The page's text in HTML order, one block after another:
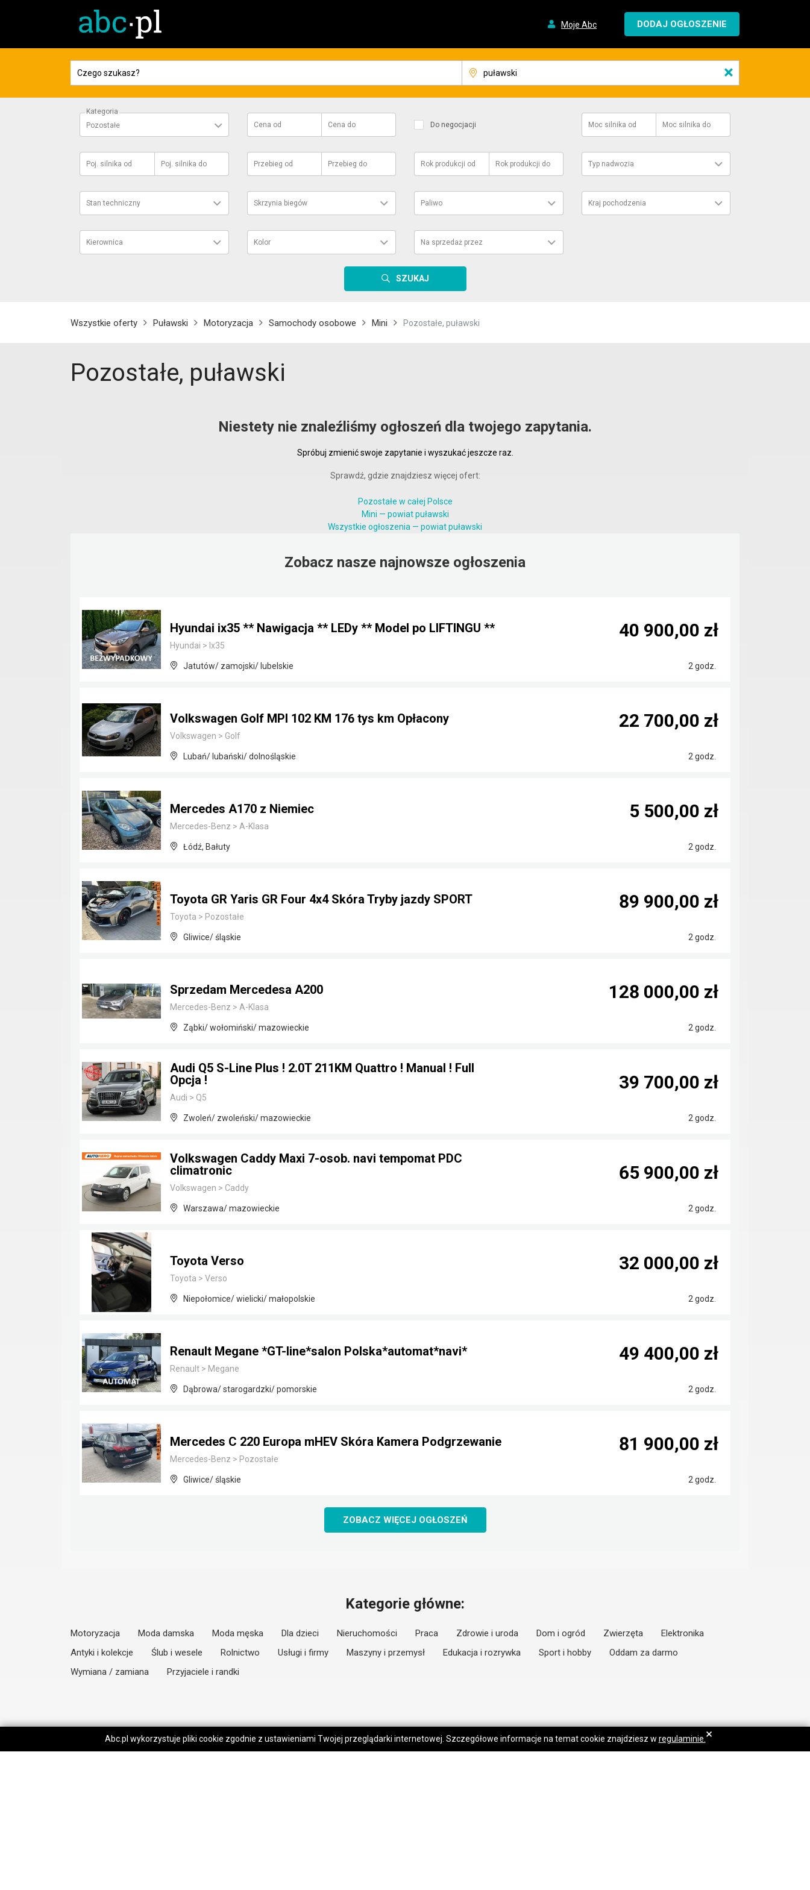
Moje Abc DODAJ OGŁOSZENIE
×
Kategoria
Pozostałe
Cena od Cena do Do negocjacji Moc silnika od Moc silnika do
Poj. silnika od Poj. silnika do Przebieg od Przebieg do Rok produkcji od Rok produkcji do Typ nadwozia
Stan techniczny Skrzynia biegów Paliwo Kraj pochodzenia
Kierownica Kolor Na sprzedaż przez
SZUKAJ
Wszystkie oferty Puławski Motoryzacja Samochody osobowe Mini Pozostałe, puławski
Pozostałe, puławski
Niestety nie znaleźliśmy ogłoszeń dla twojego zapytania.
Spróbuj zmienić swoje zapytanie i wyszukać jeszcze raz.
Sprawdź, gdzie znajdziesz więcej ofert:
Pozostałe w całej Polsce
Mini — powiat puławski
Wszystkie ogłoszenia — powiat puławski
Zobacz nasze najnowsze ogłoszenia
Hyundai ix35 ** Nawigacja ** LEDy ** Model po LIFTINGU **
Hyundai > Ix35
Jatutów/ zamojski/ lubelskie 2 godz.
40 900,00 zł
Volkswagen Golf MPI 102 KM 176 tys km Opłacony
Volkswagen > Golf
Lubań/ lubański/ dolnośląskie 2 godz.
22 700,00 zł
Mercedes A170 z Niemiec
Mercedes-Benz > A-Klasa
Łódź, Bałuty 2 godz.
5 500,00 zł
Toyota GR Yaris GR Four 4x4 Skóra Tryby jazdy SPORT
Toyota > Pozostałe
Gliwice/ śląskie 2 godz.
89 900,00 zł
Sprzedam Mercedesa A200
Mercedes-Benz > A-Klasa
Ząbki/ wołomiński/ mazowieckie 2 godz.
128 000,00 zł
Audi Q5 S-Line Plus ! 2.0T 211KM Quattro ! Manual ! Full
Opcja !
Audi > Q5
Zwoleń/ zwoleński/ mazowieckie 2 godz.
39 700,00 zł
Volkswagen Caddy Maxi 7-osob. navi tempomat PDC
climatronic
Volkswagen > Caddy
Warszawa/ mazowieckie 2 godz.
65 900,00 zł
Toyota Verso
Toyota > Verso
Niepołomice/ wielicki/ małopolskie 2 godz.
32 000,00 zł
Renault Megane *GT-line*salon Polska*automat*navi*
Renault > Megane
Dąbrowa/ starogardzki/ pomorskie 2 godz.
49 400,00 zł
Mercedes C 220 Europa mHEV Skóra Kamera Podgrzewanie
Mercedes-Benz > Pozostałe
Gliwice/ śląskie 2 godz.
81 900,00 zł
ZOBACZ WIĘCEJ OGŁOSZEŃ
Kategorie główne:
Motoryzacja Moda damska Moda męska Dla dzieci Nieruchomości Praca Zdrowie i uroda Dom i ogród Zwierzęta
Elektronika
Antyki i kolekcje
Ślub i wesele Rolnictwo Usługi i firmy Maszyny i przemysł Edukacja i rozrywka Sport i hobby
Oddam za darmo
Wymiana / zamiana
Przyjaciele i randki
Abc.pl wykorzystuje pliki cookie zgodnie z ustawieniami Twojej przeglądarki internetowej. Szczegółowe informacje na temat cookie znajdziesz w regulaminie. ×